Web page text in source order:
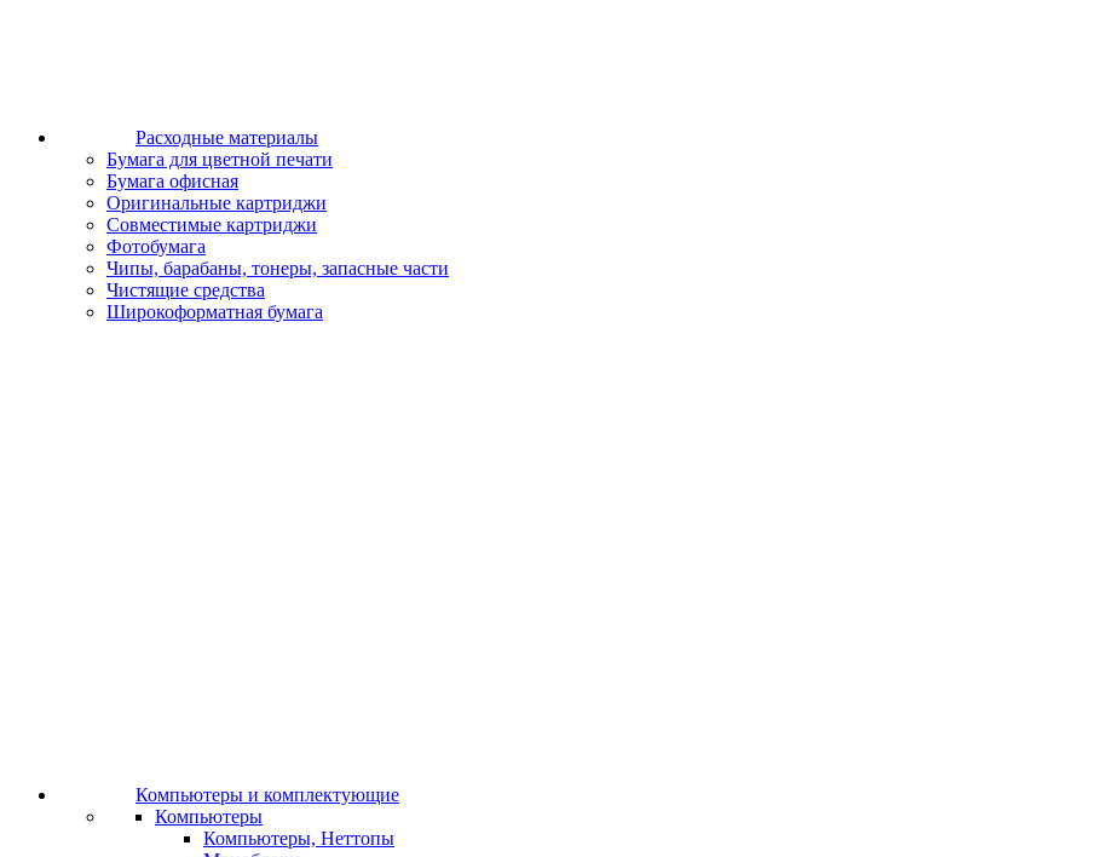
Расходные материалы
Бумага для цветной печати
Бумага офисная
Оригинальные картриджи
Совместимые картриджи
Фотобумага
Чипы, барабаны, тонеры, запасные части
Чистящие средства
Широкоформатная бумага
Компьютеры и комплектующие
Компьютеры
Компьютеры, Неттопы